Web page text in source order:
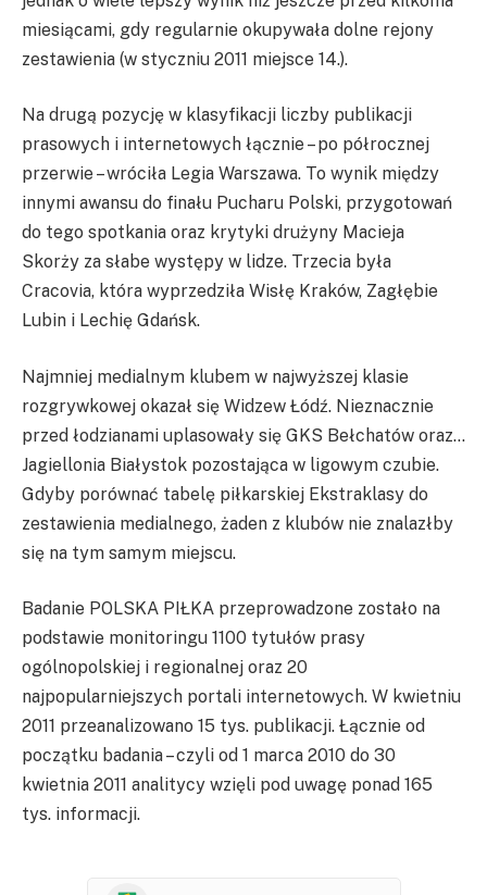
miesiącami, gdy regularnie okupywała dolne rejony
zestawienia (w styczniu 2011 miejsce 14.).
Na drugą pozycję w klasyfikacji liczby publikacji
prasowych i internetowych łącznie – po półrocznej
przerwie – wróciła Legia Warszawa. To wynik między
innymi awansu do finału Pucharu Polski, przygotowań
do tego spotkania oraz krytyki drużyny Macieja
Skorży za słabe występy w lidze. Trzecia była
Cracovia, która wyprzedziła Wisłę Kraków, Zagłębie
Lubin i Lechię Gdańsk.
Najmniej medialnym klubem w najwyższej klasie
rozgrywkowej okazał się Widzew Łódź. Nieznacznie
przed łodzianami uplasowały się GKS Bełchatów oraz…
Jagiellonia Białystok pozostająca w ligowym czubie.
Gdyby porównać tabelę piłkarskiej Ekstraklasy do
zestawienia medialnego, żaden z klubów nie znalazłby
się na tym samym miejscu.
Badanie POLSKA PIŁKA przeprowadzone zostało na
podstawie monitoringu 1100 tytułów prasy
ogólnopolskiej i regionalnej oraz 20
najpopularniejszych portali internetowych. W kwietniu
2011 przeanalizowano 15 tys. publikacji. Łącznie od
początku badania – czyli od 1 marca 2010 do 30
kwietnia 2011 analitycy wzięli pod uwagę ponad 165
tys. informacji.